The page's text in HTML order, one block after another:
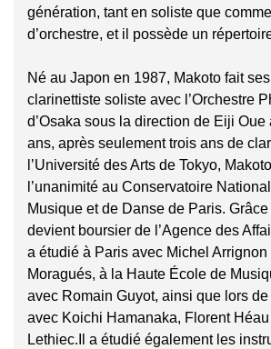
génération, tant en soliste que
d’orchestre, et il possède un
Né au Japon en 1987, Makoto fait
clarinettiste soliste avec l’Orchestre
d’Osaka sous la direction de Eiji Oue
ans, après seulement trois ans de
l’Université des Arts de Tokyo,
l’unanimité au Conservatoire
Musique et de Danse de Paris. Grâce
devient boursier de l’Agence des
a étudié à Paris avec Michel Arrignon
Moragués, à la Haute École de
avec Romain Guyot, ainsi que lors
avec Koichi Hamanaka, Florent Héau
Lethiec.Il a étudié également les